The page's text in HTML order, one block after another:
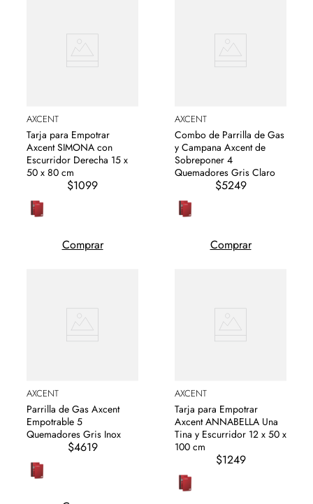
AXCENT
Tarja para Empotrar
Axcent SIMONA con
Escurridor Derecha 15 x
50 x 80 cm
$1099
Comprar
AXCENT
Combo de Parrilla de Gas
y Campana Axcent de
Sobreponer 4
Quemadores Gris Claro
$5249
Comprar
AXCENT
Parrilla de Gas Axcent
Empotrable 5
Quemadores Gris Inox
$4619
AXCENT
Tarja para Empotrar
Axcent ANNABELLA Una
Tina y Escurridor 12 x 50 x
100 cm
$1249